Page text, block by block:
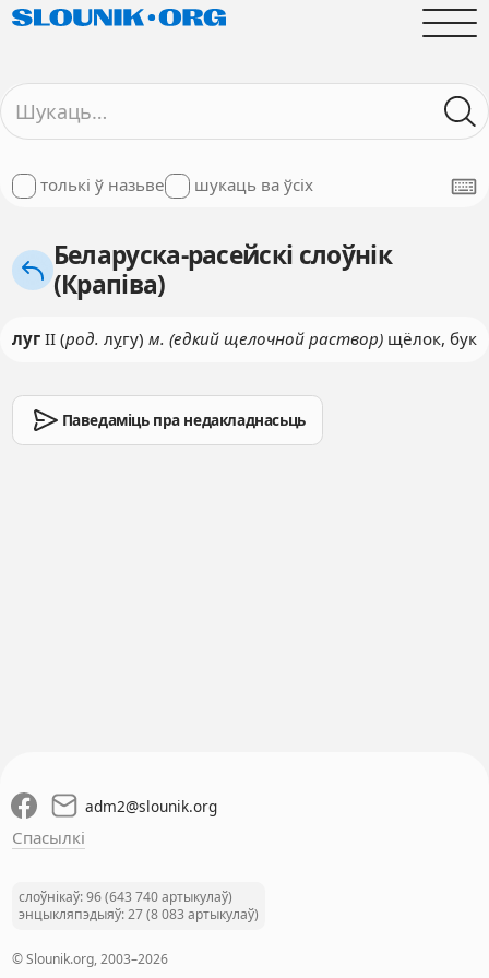
толькі ў назьве шукаць ва ўсіх
Беларуска-расейскі слоўнік
(Крапіва)
лугII (род. лугу) м. (едкий щелочной раствор)щёлок, бук
Паведаміць пра недакладнасьць
adm2@slounik.org
Спасылкі
слоўнікаў: 96 (643 740 артыкулаў)
энцыкляпэдыяў: 27 (8 083 артыкулаў)
© Slounik.org, 2003–2026